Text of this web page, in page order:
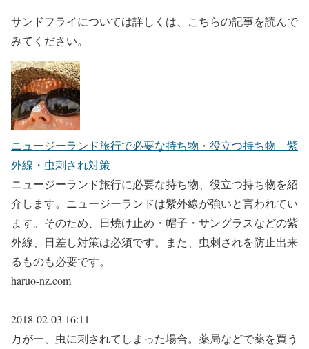
サンドフライについては詳しくは、こちらの記事を読んで
みてください。
ニュージーランド旅行で必要な持ち物・役立つ持ち物 紫
外線・虫刺され対策
ニュージーランド旅行に必要な持ち物、役立つ持ち物を紹
介します。ニュージーランドは紫外線が強いと言われてい
ます。そのため、日焼け止め・帽子・サングラスなどの紫
外線、日差し対策は必須です。また、虫刺されを防止出来
るものも必要です。
haruo-nz.com
2018-02-03 16:11
万が一、虫に刺されてしまった場合。薬局などで薬を買う